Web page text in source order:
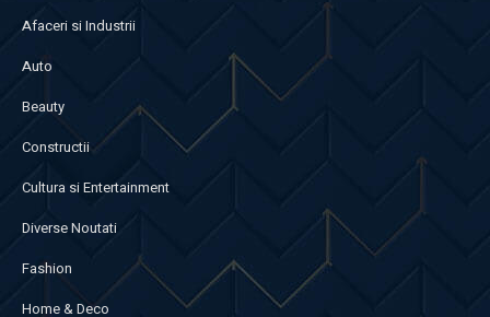
Afaceri si Industrii
Auto
Beauty
Constructii
Cultura si Entertainment
Diverse Noutati
Fashion
Home & Deco